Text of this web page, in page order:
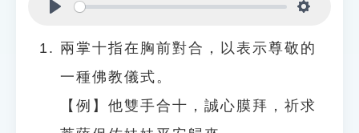
兩掌十指在胸前對合，以表示尊敬的
一種佛教儀式。
【例】他雙手合十，誠心膜拜，祈求